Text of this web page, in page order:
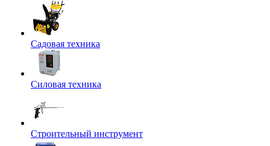
Садовая техника
Силовая техника
Строительный инструмент